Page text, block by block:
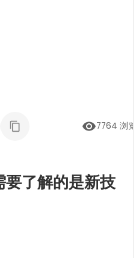
7764 浏览
了解的是新技